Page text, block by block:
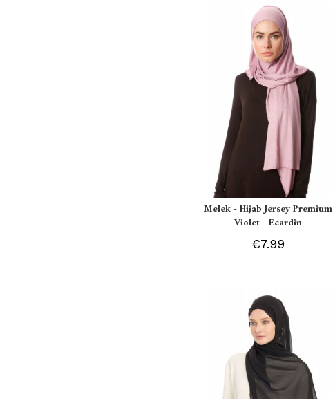
Melek - Hijab Jersey Premium
Violet - Ecardin
€7.99